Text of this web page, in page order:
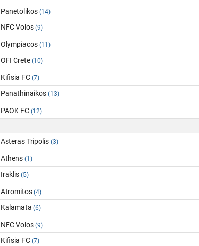
Panetolikos (14)
NFC Volos (9)
Olympiacos (11)
OFI Crete (10)
Kifisia FC (7)
Panathinaikos (13)
PAOK FC (12)
Asteras Tripolis (3)
Athens (1)
Iraklis (5)
Atromitos (4)
Kalamata (6)
NFC Volos (9)
Kifisia FC (7)